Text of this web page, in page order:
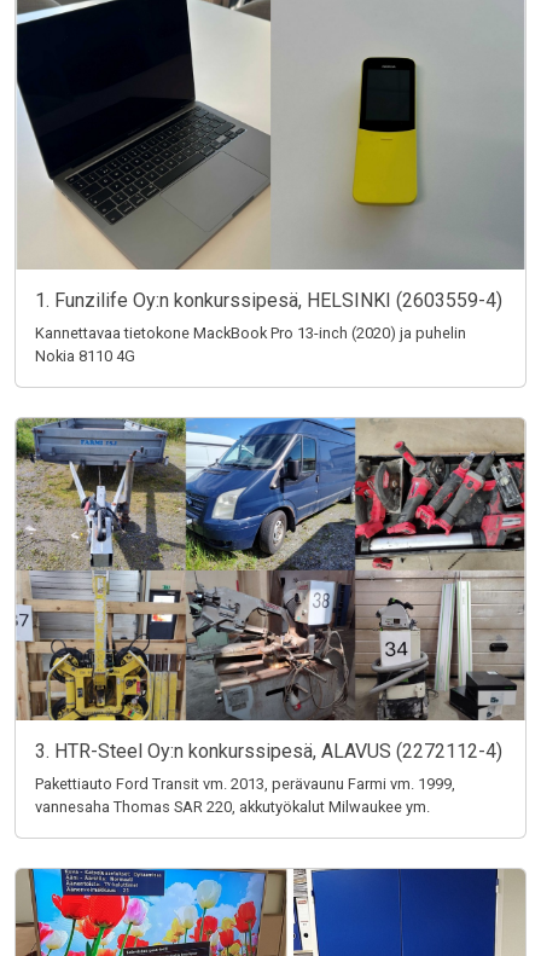
1. Funzilife Oy:n konkurssipesä, HELSINKI (2603559-4)
Kannettavaa tietokone MackBook Pro 13-inch (2020) ja puhelin
Nokia 8110 4G
3. HTR-Steel Oy:n konkurssipesä, ALAVUS (2272112-4)
Pakettiauto Ford Transit vm. 2013, perävaunu Farmi vm. 1999,
vannesaha Thomas SAR 220, akkutyökalut Milwaukee ym.